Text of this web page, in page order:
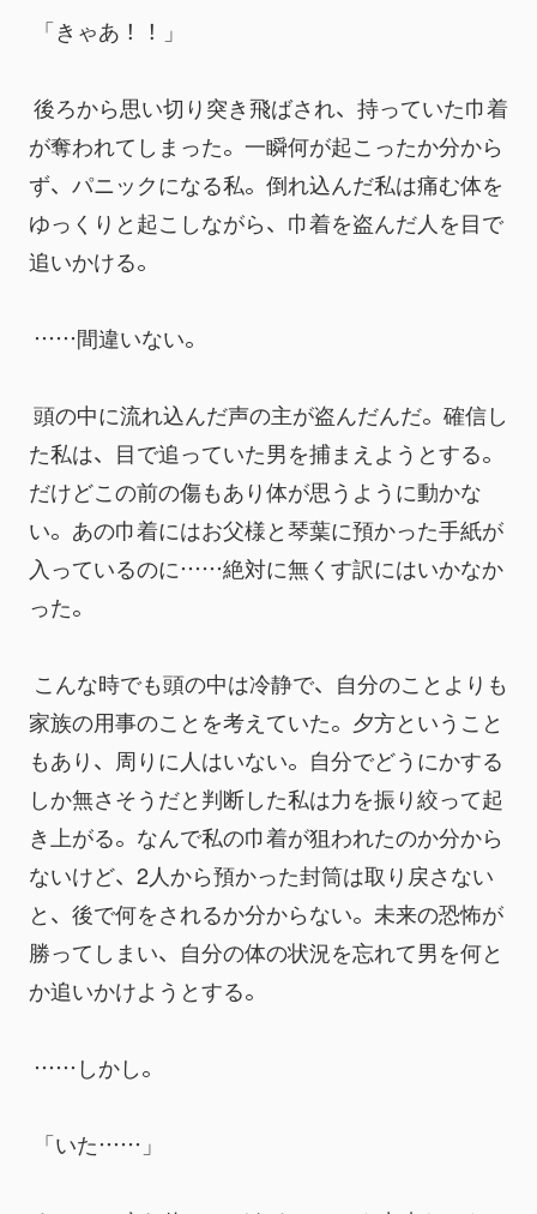
「きゃあ！！」
後ろから思い切り突き飛ばされ、持っていた巾着
が奪われてしまった。一瞬何が起こったか分から
ず、パニックになる私。倒れ込んだ私は痛む体を
ゆっくりと起こしながら、巾着を盗んだ人を目で
追いかける。
……間違いない。
頭の中に流れ込んだ声の主が盗んだんだ。確信し
た私は、目で追っていた男を捕まえようとする。
だけどこの前の傷もあり体が思うように動かな
い。あの巾着にはお父様と琴葉に預かった手紙が
入っているのに……絶対に無くす訳にはいかなか
った。
こんな時でも頭の中は冷静で、自分のことよりも
家族の用事のことを考えていた。夕方ということ
もあり、周りに人はいない。自分でどうにかする
しか無さそうだと判断した私は力を振り絞って起
き上がる。なんで私の巾着が狙われたのか分から
ないけど、2人から預かった封筒は取り戻さない
と、後で何をされるか分からない。未来の恐怖が
勝ってしまい、自分の体の状況を忘れて男を何と
か追いかけようとする。
……しかし。
「いた……」